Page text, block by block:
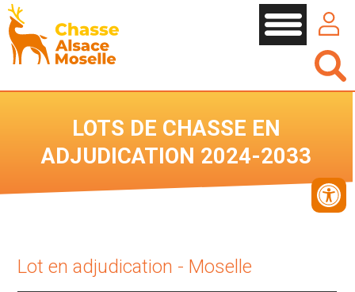
LOTS DE CHASSE EN
ADJUDICATION 2024-2033
Lot en adjudication - Moselle
Cookies management panel